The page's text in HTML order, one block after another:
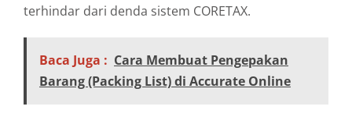
terhindar dari denda sistem CORETAX.
Baca Juga : Cara Membuat Pengepakan
Barang (Packing List) di Accurate Online